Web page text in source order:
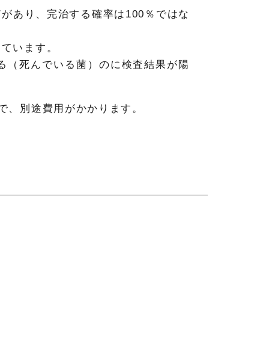
あり、完治する確率は100％ではな
います。
（死んでいる菌）のに検査結果が陽
別途費用がかかります。